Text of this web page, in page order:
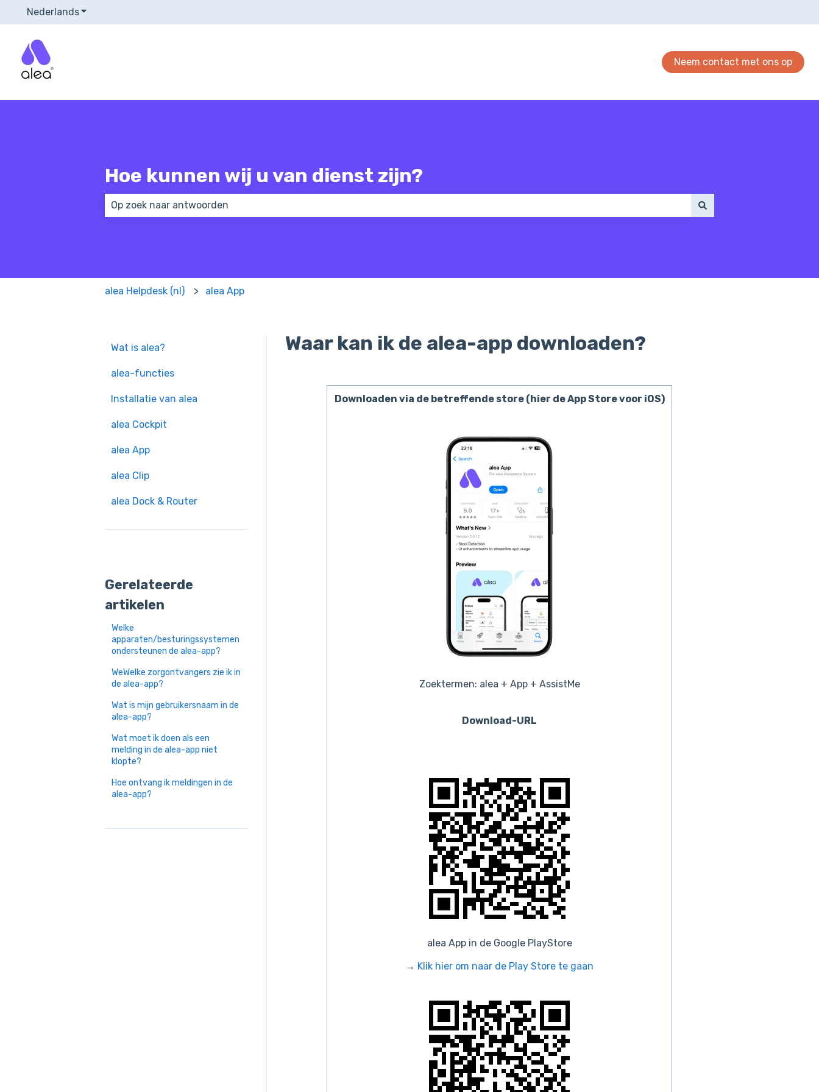
NederlandsSubmenu tonen voor vertalingen
Neem contact met ons op
Hoe kunnen wij u van dienst zijn?
alea Helpdesk (nl) alea App
Waar kan ik de alea-app downloaden?
Downloaden via de betreffende store (hier de App Store voor iOS)
Zoektermen: alea + App + AssistMe
Download-URL
alea App in de Google PlayStore
→ Klik hier om naar de Play Store te gaan
Wat is alea?
alea-functies
Installatie van alea
alea Cockpit
alea App
alea Clip
alea Dock & Router
Gerelateerde
artikelen
Welke
apparaten/besturingssystemen
ondersteunen de alea-app?
WeWelke zorgontvangers zie ik in
de alea-app?
Wat is mijn gebruikersnaam in de
alea-app?
Wat moet ik doen als een
melding in de alea-app niet
klopte?
Hoe ontvang ik meldingen in de
alea-app?